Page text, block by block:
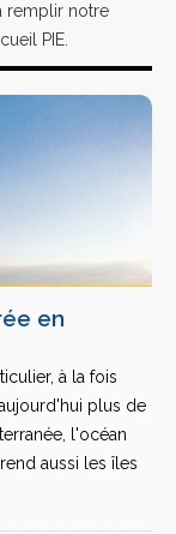
remplir notre
PIE.
en
à la fois
plus de
l'océan
aussi les îles